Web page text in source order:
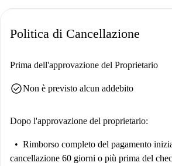
Politica di Cancellazione
Prima dell'approvazione del Proprietario
check_circleNon è previsto alcun addebito
Dopo l'approvazione del proprietario:
Rimborso completo del pagamento
cancellazione 60 giorni o più prima del